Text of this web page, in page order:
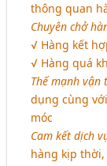
thông quan
Chuyên chở
√ Hàng kết
√ Hàng quá
Thế mạnh vận
dụng cùng
móc
Cam kết dịch
hàng kịp